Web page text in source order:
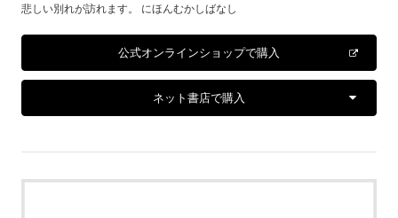
悲しい別れが訪れます。 にほんむかしばなし
公式オンラインショップで購入
ネット書店で購入